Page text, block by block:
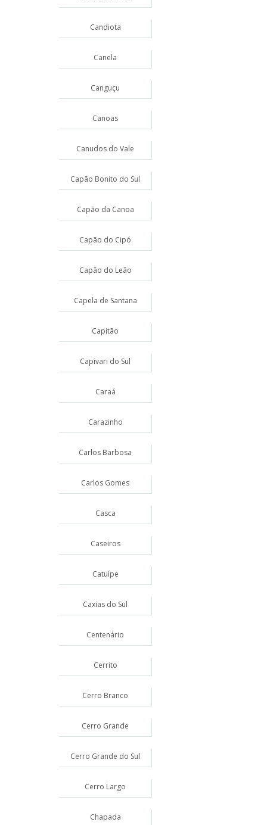
Candiota
Canela
Canguçu
Canoas
Canudos do Vale
Capão Bonito do Sul
Capão da Canoa
Capão do Cipó
Capão do Leão
Capela de Santana
Capitão
Capivari do Sul
Caraá
Carazinho
Carlos Barbosa
Carlos Gomes
Casca
Caseiros
Catuípe
Caxias do Sul
Centenário
Cerrito
Cerro Branco
Cerro Grande
Cerro Grande do Sul
Cerro Largo
Chapada